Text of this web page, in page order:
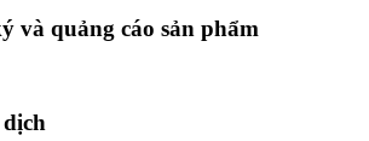
và quảng cáo sản phẩm